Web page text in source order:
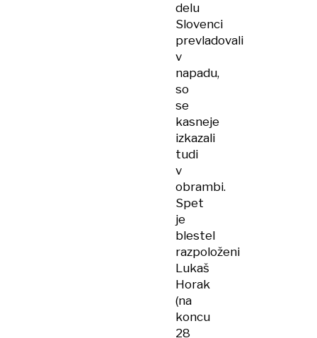
delu
Slovenci
prevladovali
v
napadu,
so
se
kasneje
izkazali
tudi
v
obrambi.
Spet
je
blestel
razpoloženi
Lukaš
Horak
(na
koncu
28